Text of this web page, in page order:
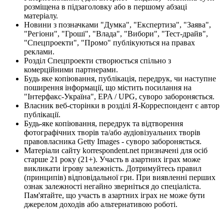
розміщена в підзаголовку або в першому абзаці
матеріалу.
Новини з позначками "Думка", "Експертиза", "Заява",
"Регіони", "Гроші", "Влада", "Вибори", "Тест-драйв",
"Спецпроекти", "Промо" публікуються на правах
реклами.
Розділ Спецпроекти створюється спільно з
комерційними партнерами.
Будь яке копіювання, публікація, передрук, чи наступне
поширення інформації, що містить посилання на
"Інтерфакс-Україна", EPA / UPG, суворо забороняється.
Власник веб-сторінки в розділі Я-Корреспондент є автор
публікації.
Будь-яке копіювання, передрук та відтворення
фотографічних творів та/або аудіовізуальних творів
правовласника Getty Images - суворо забороняється.
Матеріали сайту korrespondent.net призначені для осіб
старше 21 року (21+). Участь в азартних іграх може
викликати ігрову залежність. Дотримуйтесь правил
(принципів) відповідальної гри. При виявленні перших
ознак залежності негайно зверніться до спеціаліста.
Пам'ятайте, що участь в азартних іграх не може бути
джерелом доходів або альтернативою роботі.